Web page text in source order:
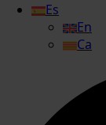
Es
En
Ca